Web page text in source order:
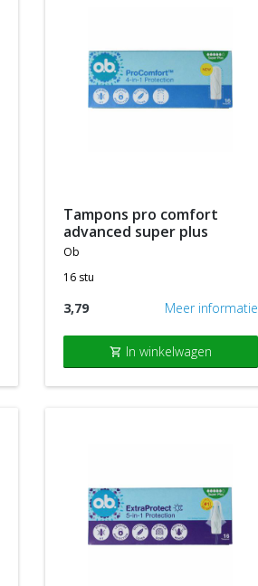
tampons pro comfort
advanced super plus
ob
16 stu
3,79 Meer informatie
shopping_cart In winkelwagen